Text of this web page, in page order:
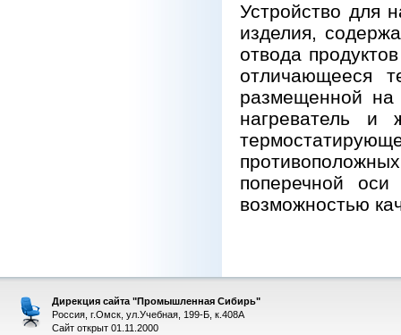
Устройство для
изделия,
отвода
отличающееся
размещенной
нагреватель и
поперечной
возможностью
Дирекция сайта "Промышленная Сибирь"
Россия, г.Омск, ул.Учебная, 199-Б, к.408А
Сайт открыт 01.11.2000